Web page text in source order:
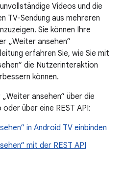
Videos und die
TV-Sendung aus mehreren
Sie können Ihre
„Weiter ansehen“
erfahren Sie, wie Sie mit
die Nutzerinteraktion
können.
ansehen“ über die
über eine REST API:
in Android TV einbinden
mit der REST API